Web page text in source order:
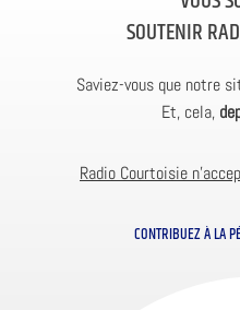
SOUTENIR
Saviez-vous que notre
Et, cela,
Radio Courtoisie
CONTRIBUEZ À LA